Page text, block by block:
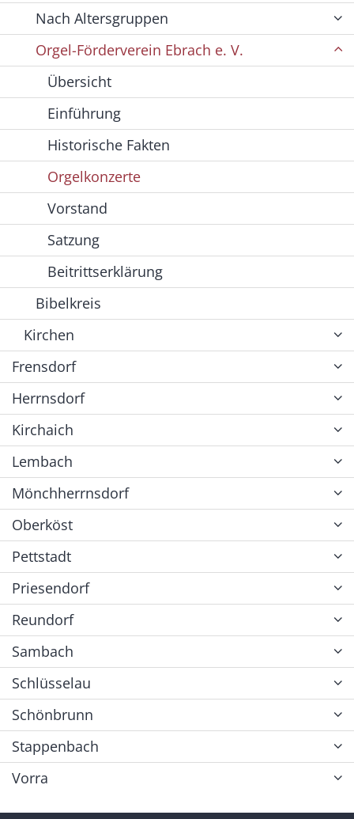
Nach Altersgruppen
Orgel-Förderverein Ebrach e. V.
Übersicht
Einführung
Historische Fakten
Orgelkonzerte
Vorstand
Satzung
Beitrittserklärung
Bibelkreis
Kirchen
Frensdorf
Herrnsdorf
Kirchaich
Lembach
Mönchherrnsdorf
Oberköst
Pettstadt
Priesendorf
Reundorf
Sambach
Schlüsselau
Schönbrunn
Stappenbach
Vorra